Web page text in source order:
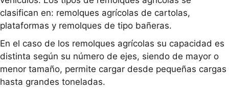
clasifican en: remolques agrícolas de cartolas,
plataformas y remolques de tipo bañeras.
En el caso de los remolques agrícolas su capacidad es
distinta según su número de ejes, siendo de mayor o
menor tamaño, permite cargar desde pequeñas cargas
hasta grandes toneladas.